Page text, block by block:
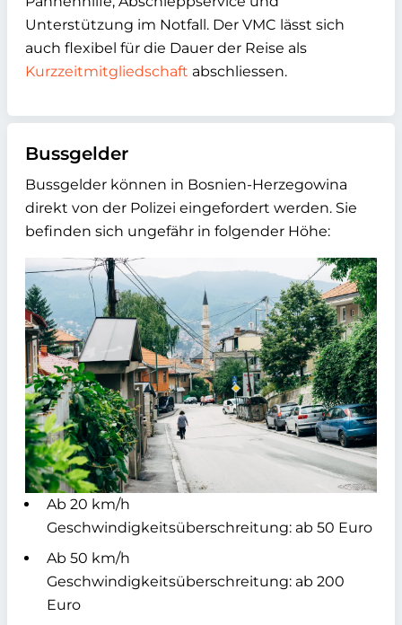
Unterstützung im Notfall. Der VMC lässt sich
auch flexibel für die Dauer der Reise als
Kurzzeitmitgliedschaft abschliessen.
Bussgelder
Bussgelder können in Bosnien-Herzegowina
direkt von der Polizei eingefordert werden. Sie
befinden sich ungefähr in folgender Höhe:
Ab 20 km/h
Geschwindigkeitsüberschreitung: ab 50 Euro
Ab 50 km/h
Geschwindigkeitsüberschreitung: ab 200
Euro